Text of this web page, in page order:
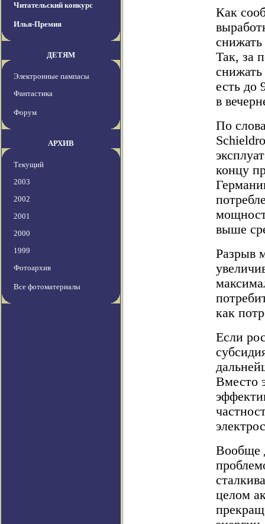
Читательский конкурс
Илья-Премия
ДЕТЯМ
Электронные пампасы
Фантастика
Форум
АРХИВ
Текущий
2003
2002
2001
2000
1999
Фотоархив
Все фотоматериалы
Как
Так, за
есть до
в
По
концу
выше
Разрыв
как
Если
Вместо
Вообще
целом